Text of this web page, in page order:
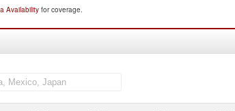
Availability for coverage.